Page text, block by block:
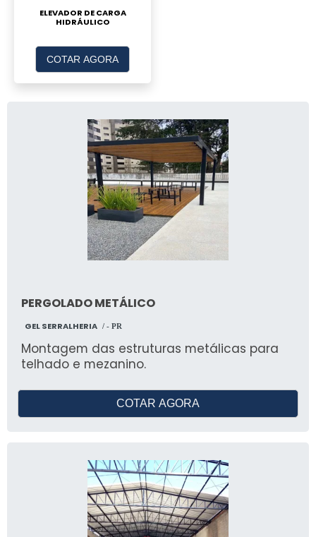
ELEVADOR DE CARGA
HIDRÁULICO
COTAR AGORA
PERGOLADO METÁLICO
GEL SERRALHERIA / - PR
Montagem das estruturas metálicas para
telhado e mezanino.
COTAR AGORA